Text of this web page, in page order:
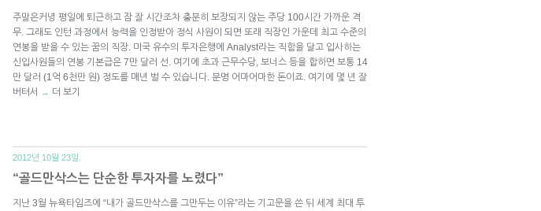
주말은커녕 평일에 퇴근하고 잠 잘 시간조차 충분히 보장되지 않는 주당 100시간 가까운 격
무. 그래도 인턴 과정에서 능력을 인정받아 정식 사원이 되면 또래 직장인 가운데 최고 수준의
연봉을 받을 수 있는 꿈의 직장. 미국 유수의 투자은행에 Analyst라는 직함을 달고 입사하는
신입사원들의 연봉 기본급은 7만 달러 선. 여기에 초과 근무수당, 보너스 등을 합하면 보통 14
만 달러 (1억 6천만 원) 정도를 매년 벌 수 있습니다. 분명 어마어마한 돈이죠. 여기에 몇 년 잘
버텨서
→ 더 보기
2012년 10월 23일.
“골드만삭스는 단순한 투자자를 노렸다”
지난 3월 뉴욕타임즈에 “내가 골드만삭스를 그만두는 이유”라는 기고문을 쓴 뒤 세계 최대 투